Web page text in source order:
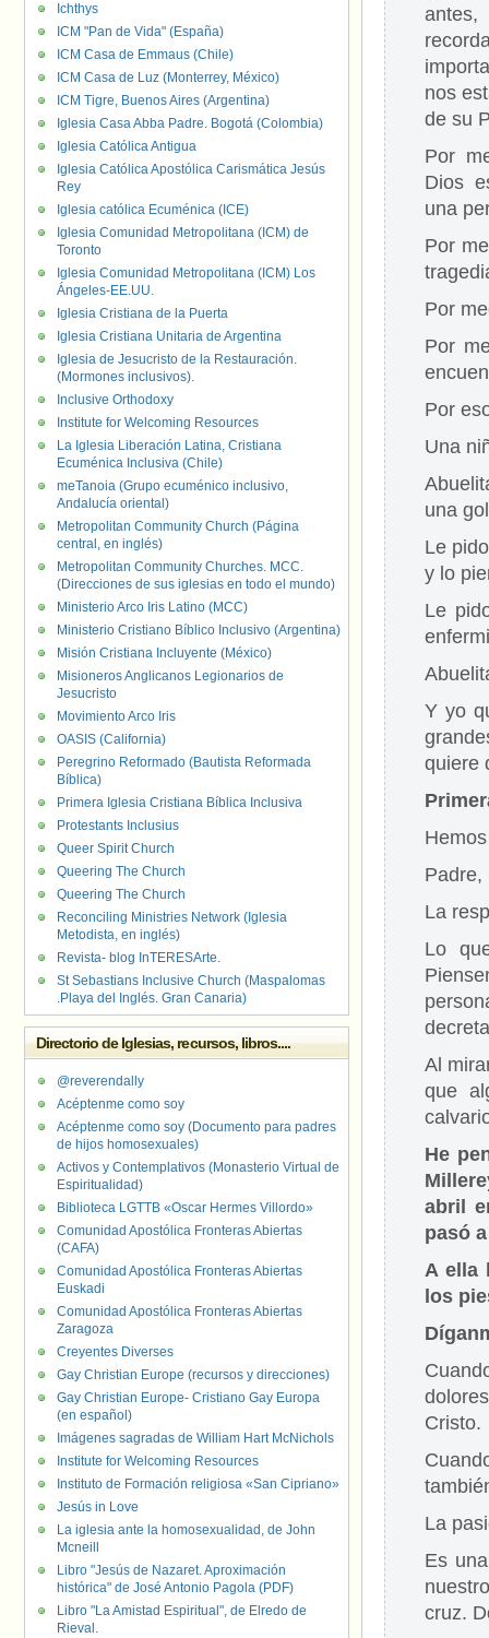
nos
de su
Por
Dios
una
Por
Por
Por
Por
Una
una
Le
y lo
Le
Y yo
quiere
Padre,
La
Lo
Al
que
He
abril
pasó
A ella
los
Cristo.
La
Es
cruz.
Ichthys
ICM "Pan de Vida" (España)
ICM Casa de Emmaus (Chile)
ICM Casa de Luz (Monterrey, México)
ICM Tigre, Buenos Aires (Argentina)
Iglesia Casa Abba Padre. Bogotá (Colombia)
Iglesia Católica Antigua
Iglesia Católica Apostólica Carismática Jesús
Rey
Iglesia católica Ecuménica (ICE)
Iglesia Comunidad Metropolitana (ICM) de
Toronto
Iglesia Comunidad Metropolitana (ICM) Los
Ángeles-EE.UU.
Iglesia Cristiana de la Puerta
Iglesia Cristiana Unitaria de Argentina
Iglesia de Jesucristo de la Restauración.
(Mormones inclusivos).
Inclusive Orthodoxy
Institute for Welcoming Resources
La Iglesia Liberación Latina, Cristiana
Ecuménica Inclusiva (Chile)
meTanoia (Grupo ecuménico inclusivo,
Andalucía oriental)
Metropolitan Community Church (Página
central, en inglés)
Metropolitan Community Churches. MCC.
(Direcciones de sus iglesias en todo el mundo)
Ministerio Arco Iris Latino (MCC)
Ministerio Cristiano Bíblico Inclusivo (Argentina)
Misión Cristiana Incluyente (México)
Misioneros Anglicanos Legionarios de
Jesucristo
Movimiento Arco Iris
OASIS (California)
Peregrino Reformado (Bautista Reformada
Bíblica)
Primera Iglesia Cristiana Bíblica Inclusiva
Protestants Inclusius
Queer Spirit Church
Queering The Church
Queering The Church
Reconciling Ministries Network (Iglesia
Metodista, en inglés)
Revista- blog InTERESArte.
St Sebastians Inclusive Church (Maspalomas
.Playa del Inglés. Gran Canaria)
Directorio de Iglesias, recursos, libros....
@reverendally
Acéptenme como soy
Acéptenme como soy (Documento para padres
de hijos homosexuales)
Activos y Contemplativos (Monasterio Virtual de
Espiritualidad)
Biblioteca LGTTB «Oscar Hermes Villordo»
Comunidad Apostólica Fronteras Abiertas
(CAFA)
Comunidad Apostólica Fronteras Abiertas
Euskadi
Comunidad Apostólica Fronteras Abiertas
Zaragoza
Creyentes Diverses
Gay Christian Europe (recursos y direcciones)
Gay Christian Europe- Cristiano Gay Europa
(en español)
Imágenes sagradas de William Hart McNichols
Institute for Welcoming Resources
Instituto de Formación religiosa «San Cipriano»
Jesús in Love
La iglesia ante la homosexualidad, de John
Mcneill
Libro "Jesús de Nazaret. Aproximación
histórica" de José Antonio Pagola (PDF)
Libro "La Amistad Espiritual", de Elredo de
Rieval.